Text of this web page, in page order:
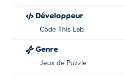
Développeur
Code This Lab
Genre
Jeux de Puzzle